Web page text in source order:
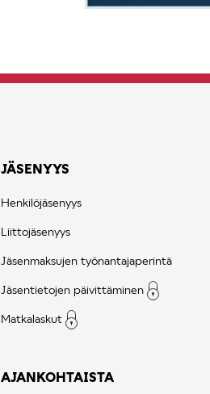
JÄSENYYS
Henkilöjäsenyys
Liittojäsenyys
Jäsenmaksujen työnantajaperintä
Jäsentietojen päivittäminen
Matkalaskut
AJANKOHTAISTA